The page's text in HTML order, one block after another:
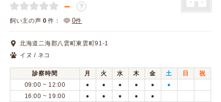
動物病院検索
口コミ検索
Calooペットとは？
－ ？
飼い主の声 0 件： 0件
北海道二海郡八雲町東雲町91-1
イヌ / ネコ
診察時間 月 火 水 木 金 土 日
祝
09:00 ~ 12:00
● ● ● ● ● ●
16:00 ~ 19:00 ● ● ● ● ●